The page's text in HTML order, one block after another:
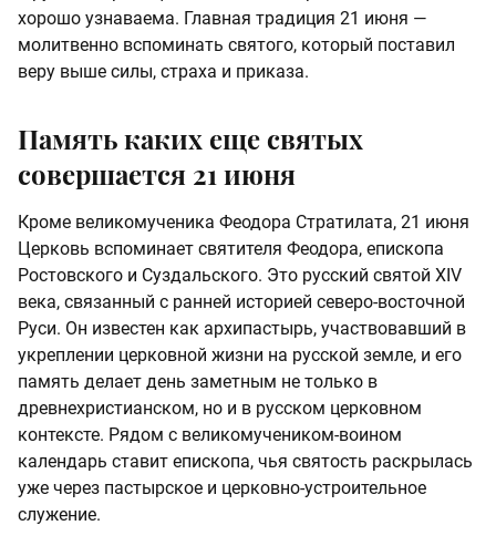
хорошо узнаваема. Главная традиция 21 июня —
молитвенно вспоминать святого, который поставил
веру выше силы, страха и приказа.
Память каких еще святых
совершается 21 июня
Кроме великомученика Феодора Стратилата, 21 июня
Церковь вспоминает святителя Феодора, епископа
Ростовского и Суздальского. Это русский святой XIV
века, связанный с ранней историей северо-восточной
Руси. Он известен как архипастырь, участвовавший в
укреплении церковной жизни на русской земле, и его
память делает день заметным не только в
древнехристианском, но и в русском церковном
контексте. Рядом с великомучеником-воином
календарь ставит епископа, чья святость раскрылась
уже через пастырское и церковно-устроительное
служение.